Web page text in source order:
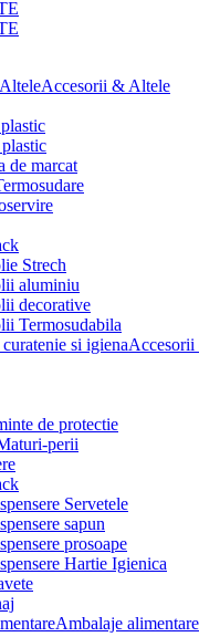
Accesorii & Altele
de marcat
Strech
aluminiu
decorative
Termosudabila
Accesorii
de protectie
perii
Servetele
sapun
prosoape
Hartie Igienica
Ambalaje alimentare